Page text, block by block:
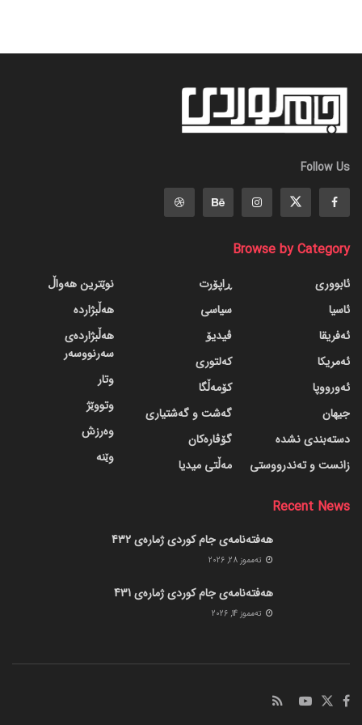
Follow Us
Browse by Category
ئابووری
ئاسیا
ئەفریقا
ئەمریکا
ئەورووپا
جیهان
دسته‌بندی نشده
زانست و تەندرووستی
ڕاپۆرت
سیاسی
ڤیدیۆ
کەلتوری
کۆمەڵگا
گه‌شت و گه‌شتیاری
گۆڤاره‌کان
مەڵتی میدیا
نوێترین هەواڵ
هەڵبژاردە
هەڵبژاردەی
سەرنووسەر
وتار
وتووێژ
وەرزش
وێنە
Recent News
هەفتەنامەی جام کوردی ژمارەی 432
ته‌مموز 28, 2026
هەفتەنامەی جام کوردی ژمارەی 431
ته‌مموز 14, 2026